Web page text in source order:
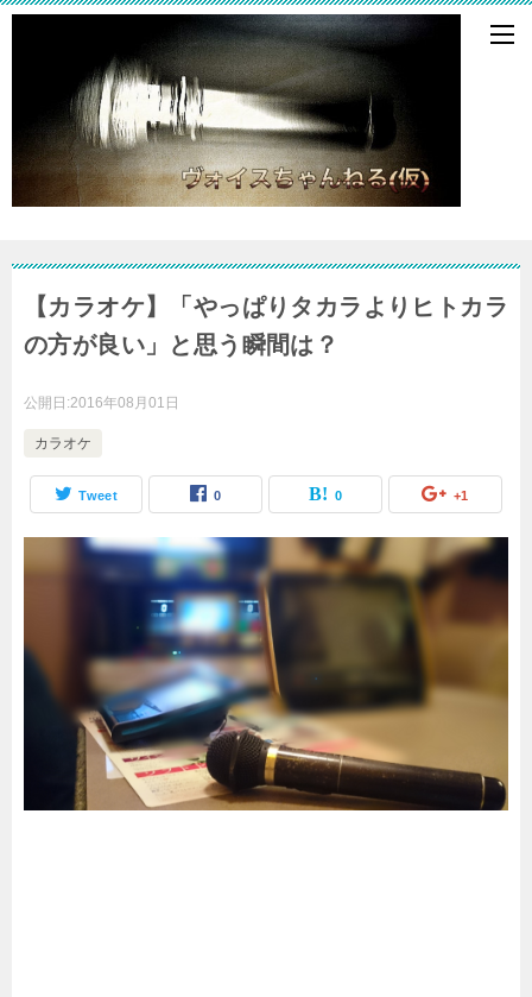
【カラオケ】「やっぱりタカラよりヒトカラ
の方が良い」と思う瞬間は？
公開日:2016年08月01日
カラオケ
Tweet 0 0 +1